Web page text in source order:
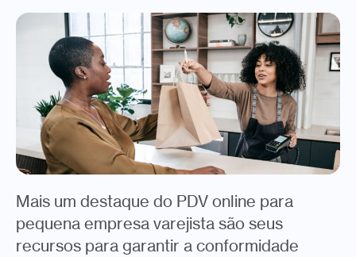
Mais um destaque do PDV online para
pequena empresa varejista são seus
recursos para garantir a conformidade